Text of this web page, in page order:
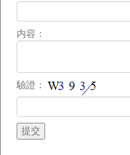
内容：
驗證：